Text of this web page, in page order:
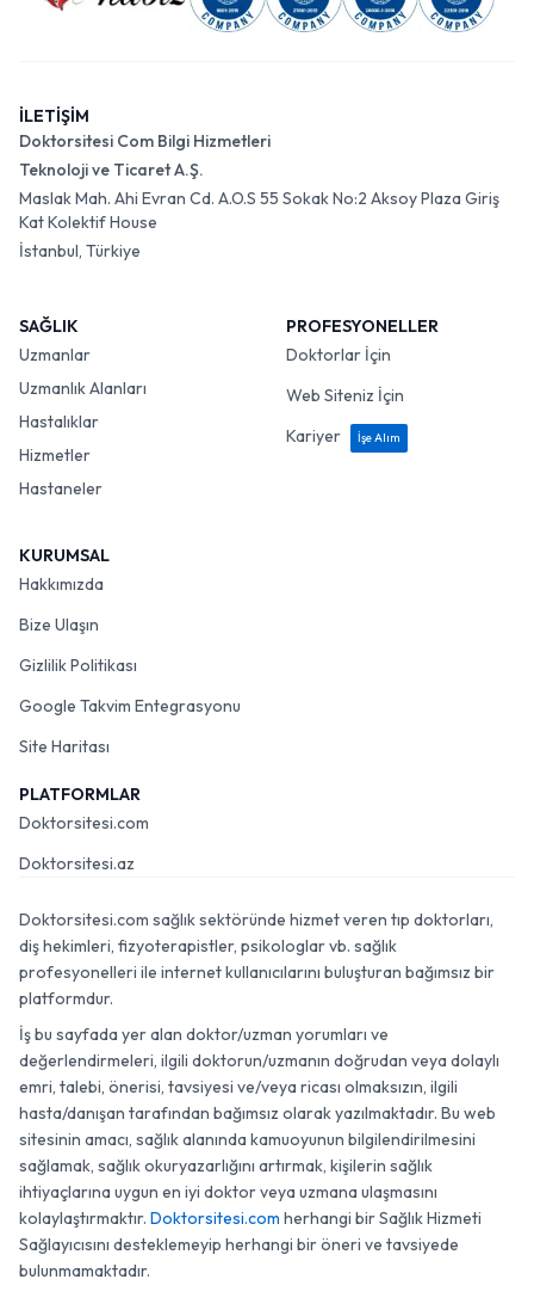
İLETİŞİM
Doktorsitesi Com Bilgi Hizmetleri
Teknoloji ve Ticaret A.Ş.
Maslak Mah. Ahi Evran Cd. A.O.S 55 Sokak No:2 Aksoy Plaza Giriş
Kat Kolektif House
İstanbul, Türkiye
SAĞLIK
Uzmanlar
Uzmanlık Alanları
Hastalıklar
Hizmetler
Hastaneler
PROFESYONELLER
Doktorlar İçin
Web Siteniz İçin
Kariyer
İşe Alım
KURUMSAL
Hakkımızda
Bize Ulaşın
Gizlilik Politikası
Google Takvim Entegrasyonu
Site Haritası
PLATFORMLAR
Doktorsitesi.com
Doktorsitesi.az
Doktorsitesi.com sağlık sektöründe hizmet veren tıp doktorları,
diş hekimleri, fizyoterapistler, psikologlar vb. sağlık
profesyonelleri ile internet kullanıcılarını buluşturan bağımsız bir
platformdur.
İş bu sayfada yer alan doktor/uzman yorumları ve
değerlendirmeleri, ilgili doktorun/uzmanın doğrudan veya dolaylı
emri, talebi, önerisi, tavsiyesi ve/veya ricası olmaksızın, ilgili
hasta/danışan tarafından bağımsız olarak yazılmaktadır. Bu web
sitesinin amacı, sağlık alanında kamuoyunun bilgilendirilmesini
sağlamak, sağlık okuryazarlığını artırmak, kişilerin sağlık
ihtiyaçlarına uygun en iyi doktor veya uzmana ulaşmasını
kolaylaştırmaktır. Doktorsitesi.com herhangi bir Sağlık Hizmeti
Sağlayıcısını desteklemeyip herhangi bir öneri ve tavsiyede
bulunmamaktadır.